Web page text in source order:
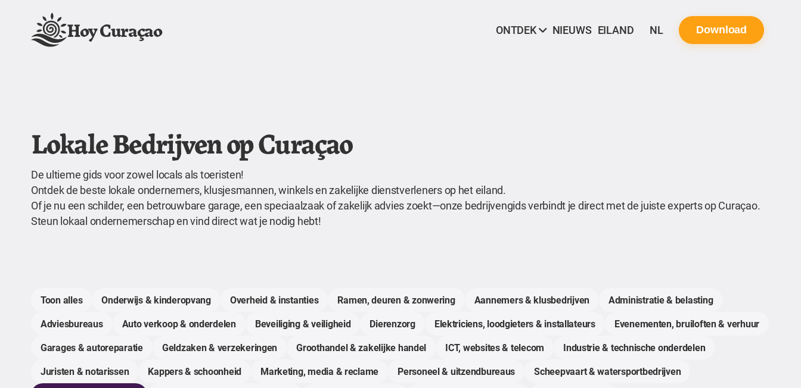
Hoy Curaçao ONTDEK NIEUWS EILAND NL Download
Lokale Bedrijven op Curaçao
De ultieme gids voor zowel locals als toeristen!
Ontdek de beste lokale ondernemers, klusjesmannen, winkels en zakelijke dienstverleners op het eiland.
Of je nu een schilder, een betrouwbare garage, een speciaalzaak of zakelijk advies zoekt—onze bedrijvengids verbindt je direct met de juiste experts op Curaçao.
Steun lokaal ondernemerschap en vind direct wat je nodig hebt!
Toon alles Onderwijs & kinderopvang Overheid & instanties Ramen, deuren & zonwering Aannemers & klusbedrijven
Administratie & belasting
Adviesbureaus
Auto verkoop & onderdelen Beveiliging & veiligheid Dierenzorg Elektriciens, loodgieters & installateurs
Evenementen, bruiloften & verhuur
Garages & autoreparatie
Geldzaken & verzekeringen Groothandel & zakelijke handel ICT, websites & telecom
Industrie & technische onderdelen
Juristen & notarissen
Kappers & schoonheid Marketing, media & reclame Personeel & uitzendbureaus
Scheepvaart & watersportbedrijven